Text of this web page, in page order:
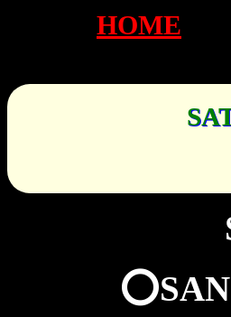
HOME